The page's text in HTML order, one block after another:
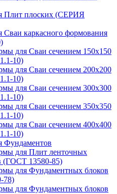
Плит плоских (СЕРИЯ
каркасного формования
для Сваи сечением 150х150
10)
для Сваи сечением 200х200
10)
для Сваи сечением 300х300
10)
для Сваи сечением 350х350
10)
для Сваи сечением 400х400
10)
Фундаментов
для Плит ленточных
(ГОСТ 13580-85)
для Фундаментных блоков
78)
для Фундаментных блоков